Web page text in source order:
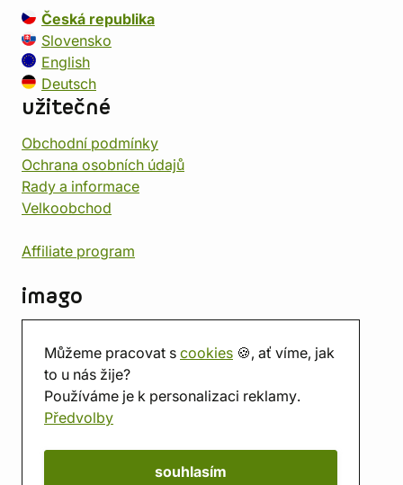
Můžeme pracovat s cookies 🍪, ať víme, jak
to u nás žije?
Používáme je k personalizaci reklamy.
Předvolby
souhlasím
Česká republika
Slovensko
English
Deutsch
užitečné
Obchodní podmínky
Ochrana osobních údajů
Rady a informace
Velkoobchod
Affiliate program
imago
Prodejna
Herna
O nás
Hodnocení obchodu